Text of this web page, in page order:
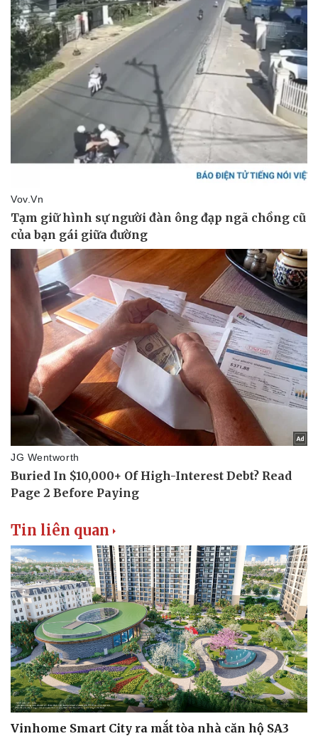
Văn hóa
Sân khấu - Điện ảnh
Văn học
Âm nhạc
Di sản
Giải trí
Nghệ sĩ
Thời trang
Sao Việt
Tin liên quan
Vinhome Smart City ra mắt tòa nhà căn hộ SA3